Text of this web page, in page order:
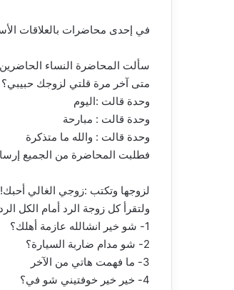
في إحدى محاضرات بالعلاقات
سألت المحاضرة النساء
متى آخر مرة قلتي لزوجك حبيبي؟
وحدة قالت :اليوم
وحدة قالت : مبارحة
وحدة قالت : والله ما متذكرة
فطلبت المحاضرة من الجميع
لزوجها وتكتب :زوجي الغالي أحبك!
ولتقرأ كل زوجة الرد أمام الكل
1- شو خير انشالله عازمة أهلك؟
2- شو مدام ضاربة السيارة؟
3- ما فهمت هاتي من الآخر
4- خير خير خوفتيني شو في؟